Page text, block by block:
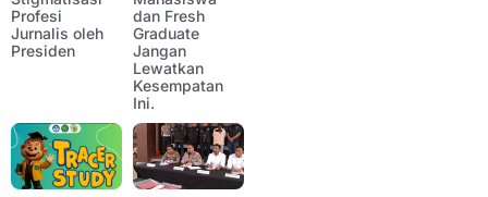
Profesi
Jurnalis oleh
Presiden
dan Fresh
Graduate
Jangan
Lewatkan
Kesempatan
Ini.